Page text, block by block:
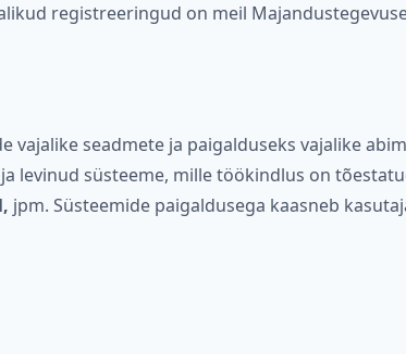
registreeringud on meil
seadmete ja paigalduseks vajalike
levinud süsteeme, mille töökindlus on
jpm. Süsteemide paigaldusega kaasneb